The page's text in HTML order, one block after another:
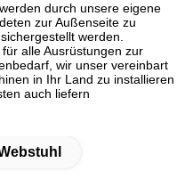
durch unsere eigene
zur Außenseite zu
werden.
alle Ausrüstungen zur
wir unser vereinbart
in Ihr Land zu installieren
auch liefern